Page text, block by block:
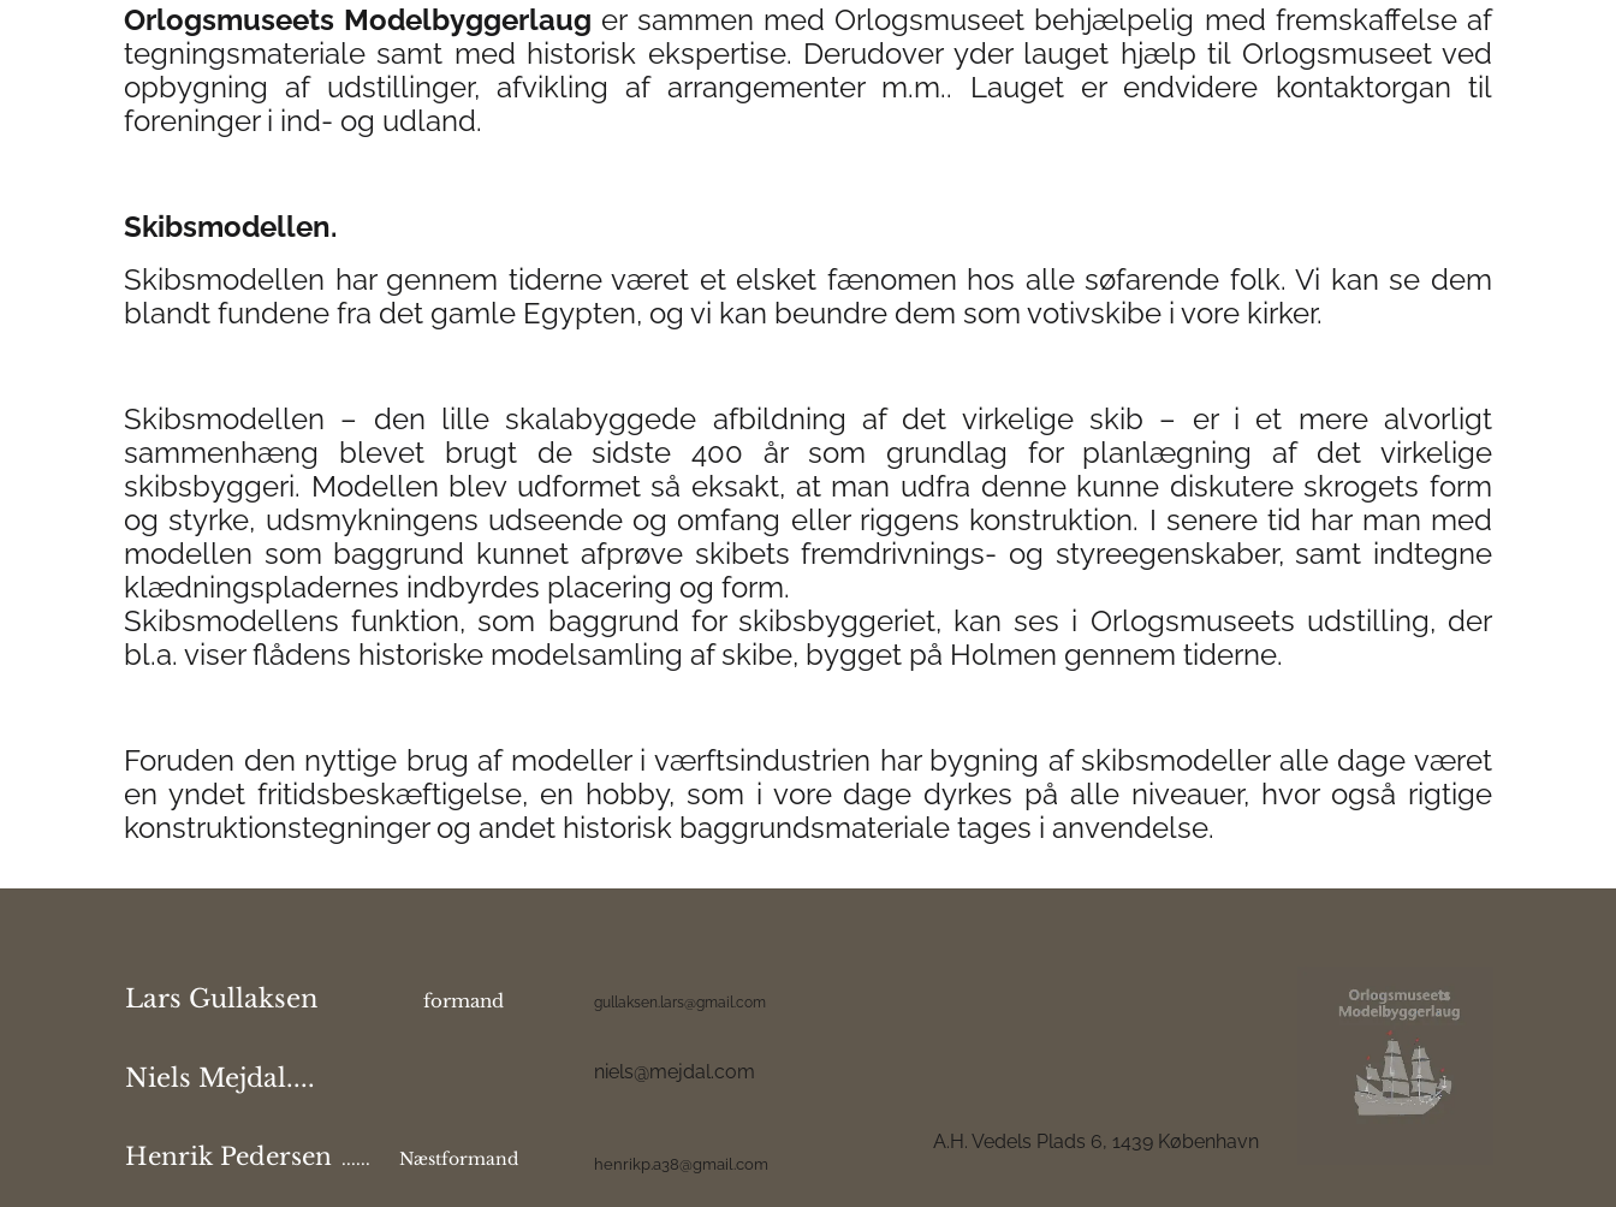
Orlogsmuseets Modelbyggerlaug er sammen med Orlogsmuseet behjælpelig med fremskaffelse af
tegningsmateriale samt med historisk ekspertise. Derudover yder lauget hjælp til Orlogsmuseet ved
opbygning af udstillinger, afvikling af arrangementer m.m.. Lauget er endvidere kontaktorgan til
foreninger i ind- og udland.
Skibsmodellen.
Skibsmodellen har gennem tiderne været et elsket fænomen hos alle søfarende folk. Vi kan se dem
blandt fundene fra det gamle Egypten, og vi kan beundre dem som votivskibe i vore kirker.
Skibsmodellen – den lille skalabyggede afbildning af det virkelige skib – er i et mere alvorligt
sammenhæng blevet brugt de sidste 400 år som grundlag for planlægning af det virkelige
skibsbyggeri. Modellen blev udformet så eksakt, at man udfra denne kunne diskutere skrogets form
og styrke, udsmykningens udseende og omfang eller riggens konstruktion. I senere tid har man med
modellen som baggrund kunnet afprøve skibets fremdrivnings- og styreegenskaber, samt indtegne
klædningspladernes indbyrdes placering og form.
Skibsmodellens funktion, som baggrund for skibsbyggeriet, kan ses i Orlogsmuseets udstilling, der
bl.a. viser flådens historiske modelsamling af skibe, bygget på Holmen gennem tiderne.
Foruden den nyttige brug af modeller i værftsindustrien har bygning af skibsmodeller alle dage været
en yndet fritidsbeskæftigelse, en hobby, som i vore dage dyrkes på alle niveauer, hvor også rigtige
konstruktionstegninger og andet historisk baggrundsmateriale tages i anvendelse.
Lars Gullaksen formand
Niels Mejdal....
Henrik Pedersen ...... Næstformand
gullaksen.lars@gmail.com
niels@mejdal.com
henrikp.a38@gmail.com
A.H. Vedels Plads 6, 1439 København